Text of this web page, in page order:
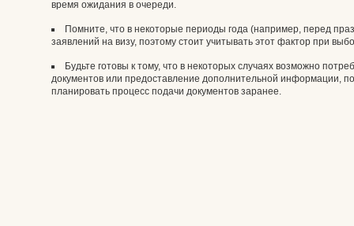
время ожидания в очереди.
Помните, что в некоторые периоды года (например, перед
заявлений на визу, поэтому стоит учитывать этот фактор при
Будьте готовы к тому, что в некоторых случаях возможно
документов или предоставление дополнительной информации,
планировать процесс подачи документов заранее.